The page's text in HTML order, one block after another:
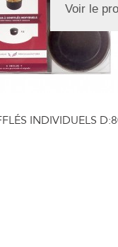
Voir le
INDIVIDUELS